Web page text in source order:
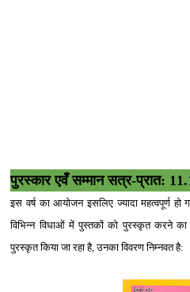
पुरस्‍कार एवँ सम्‍मान सत्र-प्रात:
इस वर्ष का आयोजन इसलिए ज्‍यादा महत्‍वपूर्ण हो
विभिन्‍न विधाओं में पुस्‍तकों को पुरस्‍कृत करने का
पुरस्‍कृत किया जा रहा है, उनका विवरण निम्‍नवत है: